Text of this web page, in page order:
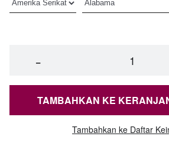
−
TAMBAHKAN KE
Tambahkan ke Daftar